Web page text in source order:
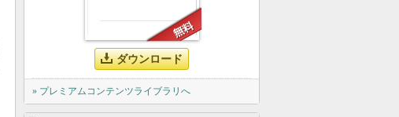
ダウンロード
» プレミアムコンテンツライブラリへ